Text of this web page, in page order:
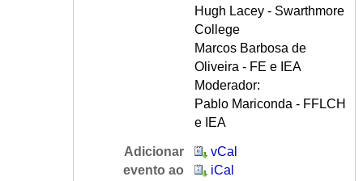
Hugh Lacey - Swarthmore
College
Marcos Barbosa de
Oliveira - FE e IEA
Moderador:
Pablo Mariconda - FFLCH
e IEA
Adicionar
evento ao
vCal
iCal